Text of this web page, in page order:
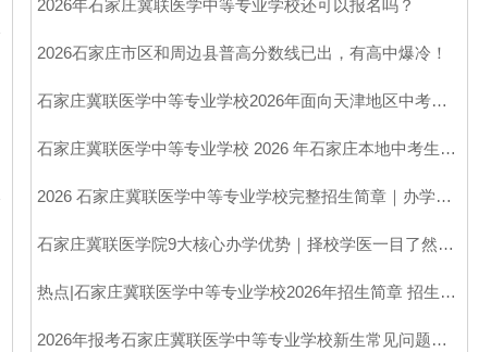
2026年石家庄冀联医学中等专业学校还可以报名吗？
2026石家庄市区和周边县普高分数线已出，有高中爆冷！
石家庄冀联医学中等专业学校2026年面向天津地区中考生招生计划
石家庄冀联医学中等专业学校 2026 年石家庄本地中考生统招招生计划
2026 石家庄冀联医学中等专业学校完整招生简章｜办学、专业、收费、升学全解析
石家庄冀联医学院9大核心办学优势｜择校学医一目了然，省心靠谱
热点|石家庄冀联医学中等专业学校2026年招生简章 招生代码：6139
2026年报考石家庄冀联医学中等专业学校新生常见问题汇总